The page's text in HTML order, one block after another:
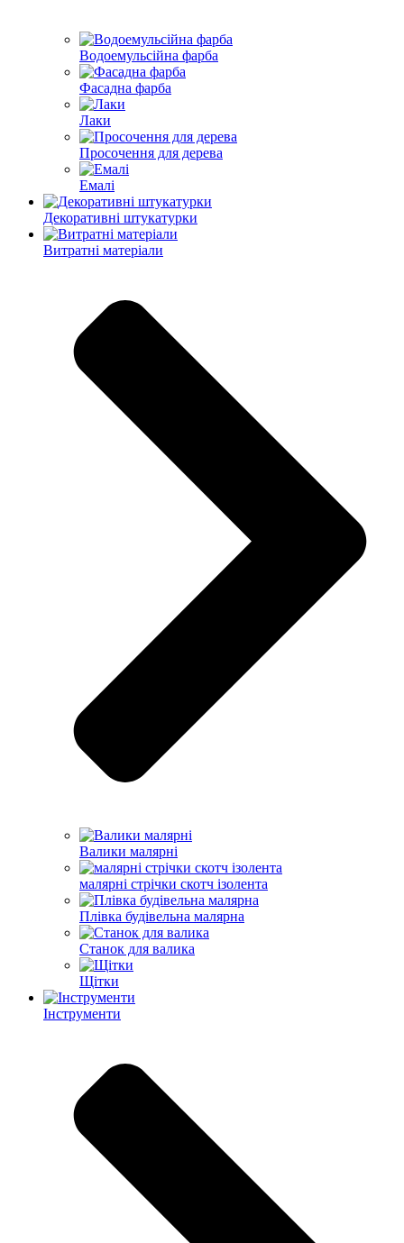
Водоемульсійна фарба
Фасадна фарба
Лаки
Просочення для дерева
Емалі
Декоративні штукатурки
Витратні матеріали
Валики малярні
малярні стрічки скотч ізолента
Плівка будівельна малярна
Станок для валика
Щітки
Інструменти